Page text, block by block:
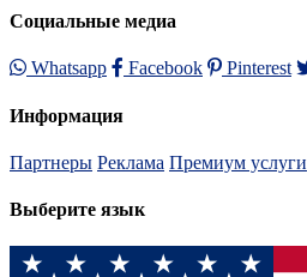
Социальные медиа
Whatsapp Facebook Pinterest
Информация
Партнеры Реклама Премиум услуги
Выберите язык